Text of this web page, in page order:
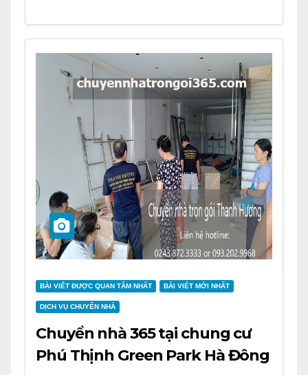
BÀI VIẾT ĐƯỢC QUAN TÂM NHẤT BÀI VIẾT MỚI NHẤT
DỊCH VỤ CHUYỂN NHÀ
Chuyển nhà 365 tại chung cư
Phú Thịnh Green Park Hà Đông